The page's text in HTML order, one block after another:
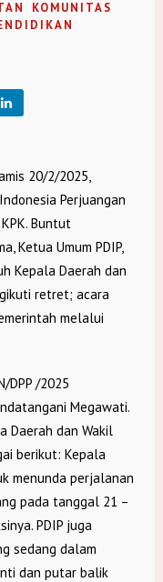
KOMUNITAS
20/2/2025,
Perjuangan
Buntut
Ketua Umum PDIP,
Kepala Daerah dan
retret; acara
melalui
DPP /2025
Megawati.
Daerah dan Wakil
berikut: Kepala
menunda perjalanan
pada tanggal 21 –
PDIP juga
sedang dalam
dan putar balik